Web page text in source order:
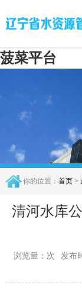
菠菜平台
你的位置： 首页>
清河水库
浏览量：次 发布